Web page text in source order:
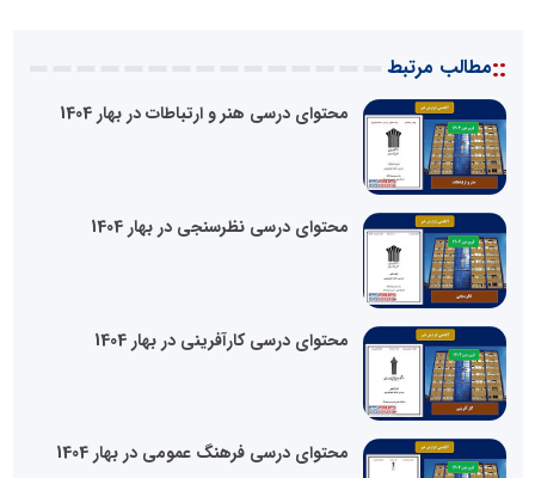
::مطالب مرتبط
محتوای درسی هنر و ارتباطات در بهار 1404
محتوای درسی نظرسنجی در بهار 1404
محتوای درسی کارآفرینی در بهار 1404
محتوای درسی فرهنگ عمومی در بهار 1404